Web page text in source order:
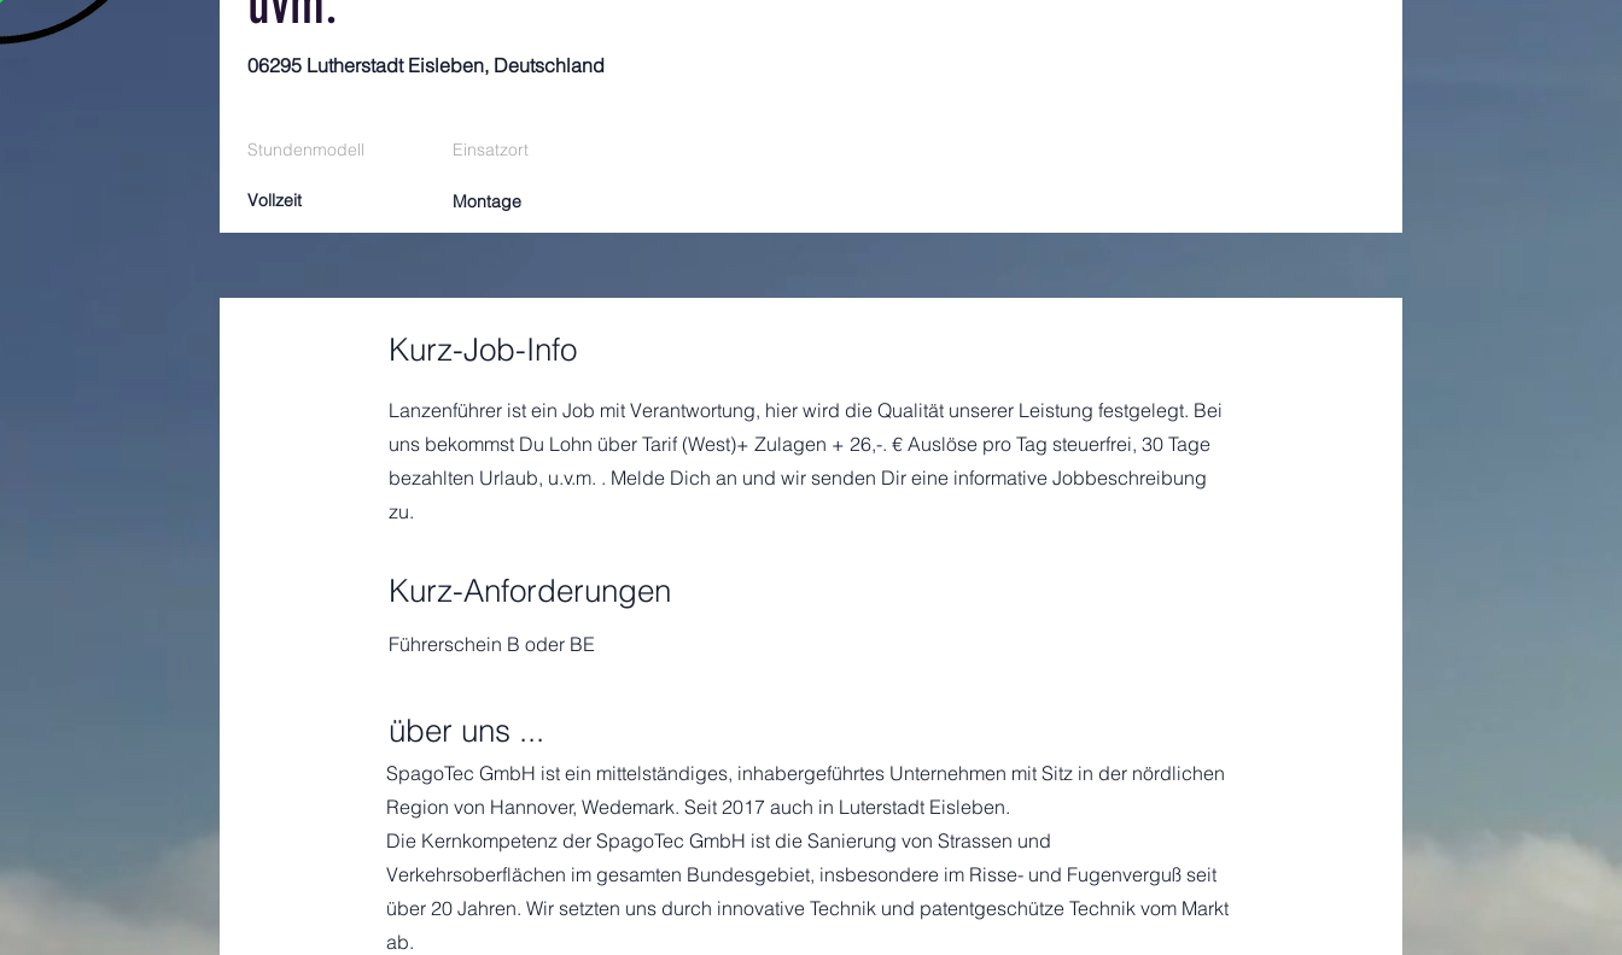
06295 Lutherstadt Eisleben, Deutschland
Stundenmodell
Vollzeit
Einsatzort
Montage
Kurz-Job-Info
Lanzenführer ist ein Job mit Verantwortung, hier wird die Qualität unserer Leistung festgelegt. Bei
uns bekommst Du Lohn über Tarif (West)+ Zulagen + 26,-. € Auslöse pro Tag steuerfrei, 30 Tage
bezahlten Urlaub, u.v.m. . Melde Dich an und wir senden Dir eine informative Jobbeschreibung
zu.
Kurz-Anforderungen
Führerschein B oder BE
über uns ...
SpagoTec GmbH ist ein mittelständiges, inhabergeführtes Unternehmen mit Sitz in der nördlichen
Region von Hannover, Wedemark. Seit 2017 auch in Luterstadt Eisleben.
Die Kernkompetenz der SpagoTec GmbH ist die Sanierung von Strassen und
Verkehrsoberflächen im gesamten Bundesgebiet, insbesondere im Risse- und Fugenverguß seit
über 20 Jahren. Wir setzten uns durch innovative Technik und patentgeschütze Technik vom Markt
ab.